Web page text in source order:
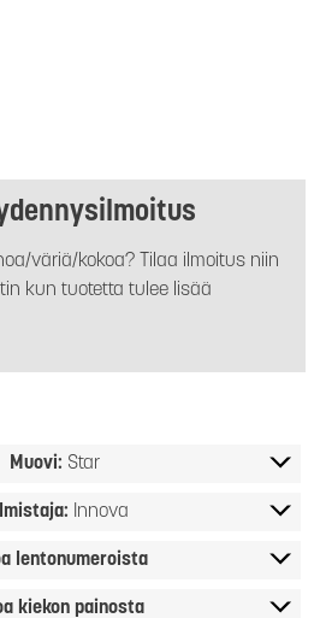
väriä/kokoa? Tilaa ilmoitus niin
kun tuotetta tulee lisää
Muovi: Star
Innova
lentonumeroista
kiekon painosta